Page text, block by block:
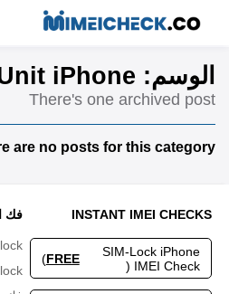
الوسم: iPhone
There's one archived post
are no posts for this category.
INSTANT IMEI CHECKS
SIM-Lock iPhone
IMEI Check (
FREE
)
فك